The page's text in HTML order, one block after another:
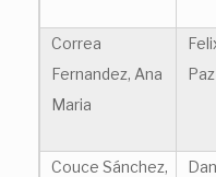
Correa
Fernandez, Ana
Maria
Couce Sánchez,